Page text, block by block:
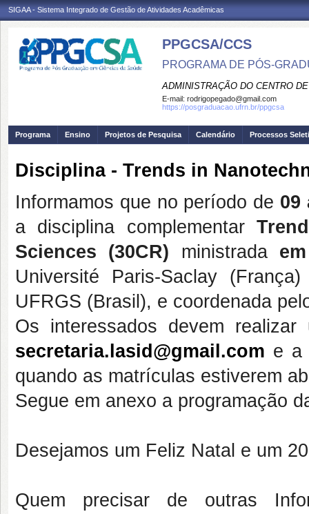
SIGAA - Sistema Integrado de Gestão de Atividades Acadêmicas
PPGCSA/CCS
PROGRAMA DE PÓS-
ADMINISTRAÇÃO DO CENTRO
E-mail: rodrigopegado@gmail.com
https://posgraduacao.ufrn.br/ppgcsa
Programa Ensino Projetos de Pesquisa Calendário Processos
Disciplina - Trends in
Informamos que no período de 09
a disciplina complementar
Sciences (30CR) ministrada
Université Paris-Saclay
UFRGS (Brasil), e coordenada
Os interessados devem
secretaria.lasid@gmail.com e a
quando as matrículas estiverem
Segue em anexo a programação
Desejamos um Feliz Natal e um
Quem precisar de outras